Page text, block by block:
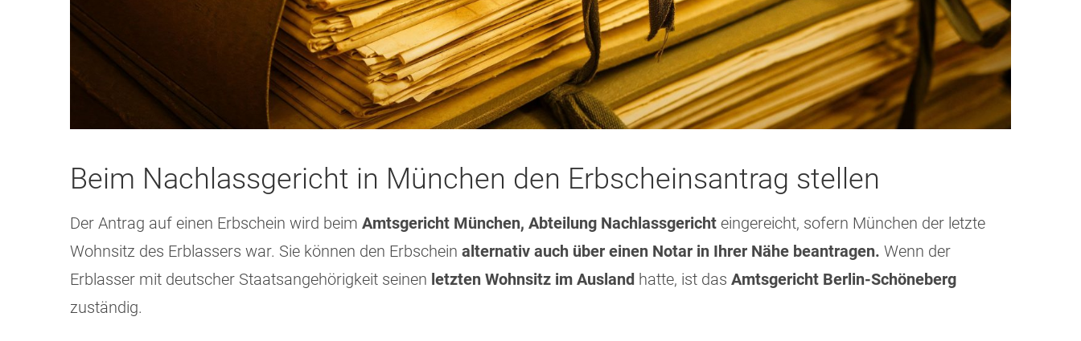
Beim Nachlassgericht in München den Erbscheinsantrag stellen
Der Antrag auf einen Erbschein wird beim Amtsgericht München, Abteilung Nachlassgericht eingereicht, sofern München der letzte
Wohnsitz des Erblassers war. Sie können den Erbschein alternativ auch über einen Notar in Ihrer Nähe beantragen. Wenn der
Erblasser mit deutscher Staatsangehörigkeit seinen letzten Wohnsitz im Ausland hatte, ist das Amtsgericht Berlin-Schöneberg
zuständig.